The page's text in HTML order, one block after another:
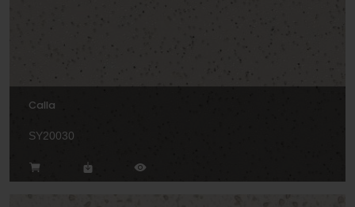
Calla
SY20030